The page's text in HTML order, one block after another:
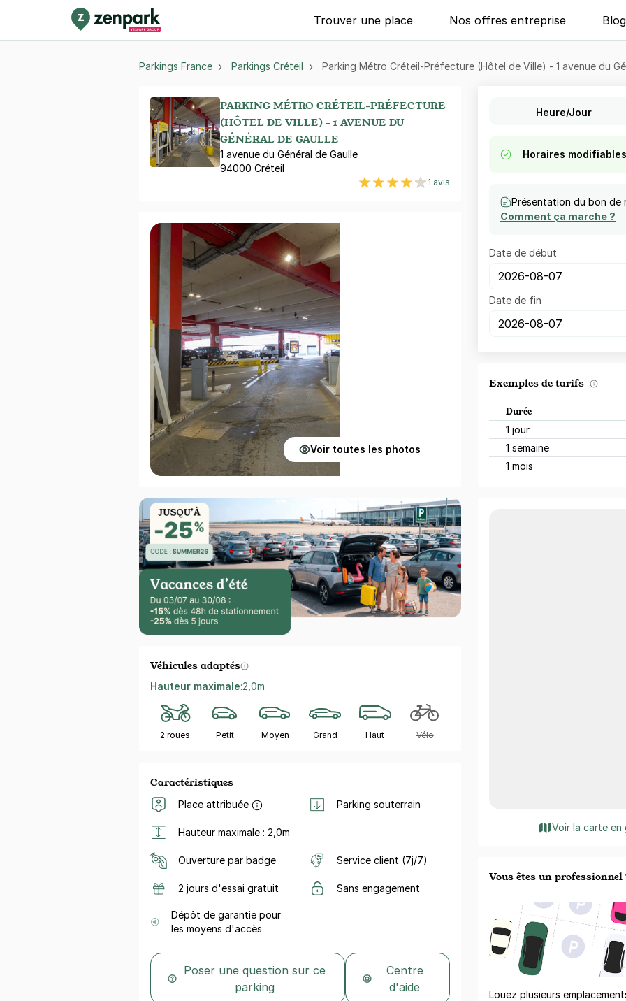
Trouver une place Nos offres entreprise Blog
Parkings France Parkings Créteil Parking Métro Créteil-Préfecture (Hôtel de Ville) - 1 avenue du
PARKING MÉTRO CRÉTEIL-PRÉFECTURE
(HÔTEL DE VILLE) - 1 AVENUE DU
GÉNÉRAL DE GAULLE
1 avenue du Général de Gaulle
94000 Créteil
1 avis
Voir toutes les photos
Véhicules adaptés
Hauteur maximale:2,0m
2 roues Petit Moyen Grand Haut Vélo
Caractéristiques
Place attribuée Parking souterrain
Hauteur maximale : 2,0m
Ouverture par badge Service client (7j/7)
2 jours d'essai gratuit Sans engagement
Dépôt de garantie pour
les moyens d'accès
Poser une question sur ce
parking
Centre
d'aide
Heure/Jour
Horaires
Présentation du bon de
Comment ça marche ?
Date de début
Date de fin
Exemples de tarifs
Durée
1 jour
1 semaine
1 mois
Voir la carte en
Vous êtes un professionnel
Louez plusieurs